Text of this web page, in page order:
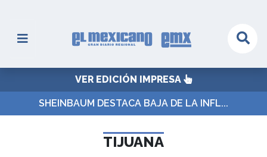
VER EDICIÓN IMPRESA
SHEINBAUM DESTACA BAJA DE LA INFL...
TIJUANA